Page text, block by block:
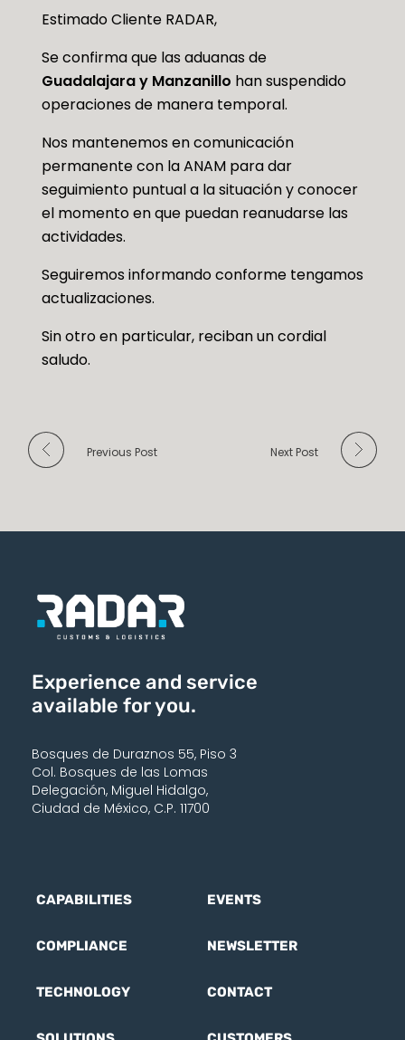
Estimado Cliente RADAR,
Se confirma que las aduanas de
Guadalajara y Manzanillo han suspendido
operaciones de manera temporal.
Nos mantenemos en comunicación
permanente con la ANAM para dar
seguimiento puntual a la situación y conocer
el momento en que puedan reanudarse las
actividades.
Seguiremos informando conforme tengamos
actualizaciones.
Sin otro en particular, reciban un cordial
saludo.
Previous Post Next Post
Experience and service
available for you.
Bosques de Duraznos 55, Piso 3
Col. Bosques de las Lomas
Delegación, Miguel Hidalgo,
Ciudad de México, C.P. 11700
CAPABILITIES
COMPLIANCE
TECHNOLOGY
EVENTS
NEWSLETTER
CONTACT